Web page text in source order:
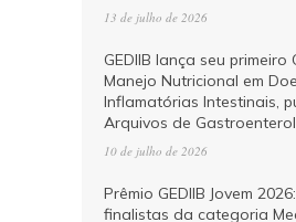
13 de julho de 2026
GEDIIB lança seu primeiro
Manejo Nutricional em
Inflamatórias Intestinais,
Arquivos de
10 de julho de 2026
Prêmio GEDIIB Jovem
finalistas da categoria